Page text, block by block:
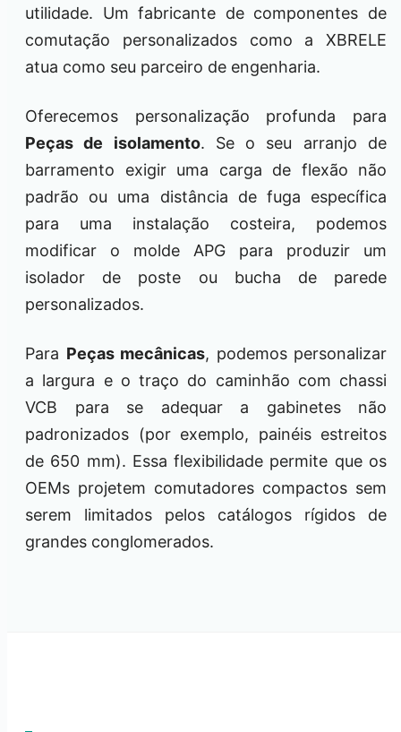
utilidade. Um fabricante de componentes de
comutação personalizados como a XBRELE
atua como seu parceiro de engenharia.
Oferecemos personalização profunda para
Peças de isolamento. Se o seu arranjo de
barramento exigir uma carga de flexão não
padrão ou uma distância de fuga específica
para uma instalação costeira, podemos
modificar o molde APG para produzir um
isolador de poste ou bucha de parede
personalizados.
Para Peças mecânicas, podemos personalizar
a largura e o traço do caminhão com chassi
VCB para se adequar a gabinetes não
padronizados (por exemplo, painéis estreitos
de 650 mm). Essa flexibilidade permite que os
OEMs projetem comutadores compactos sem
serem limitados pelos catálogos rígidos de
grandes conglomerados.